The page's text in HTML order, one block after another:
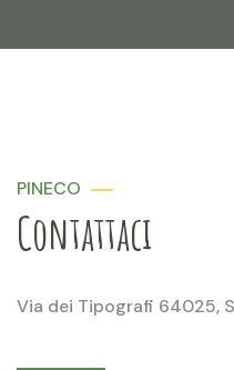
PINECO
Contattaci
Via dei Tipografi 64025,